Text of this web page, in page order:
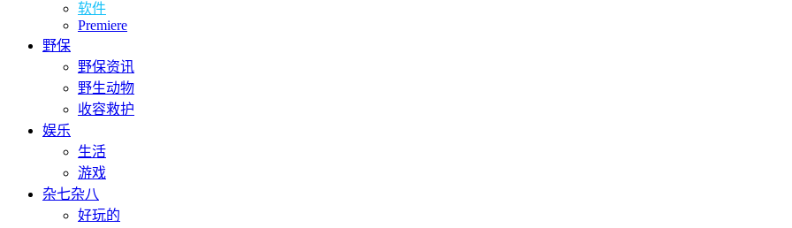
软件
Premiere
野保
野保资讯
野生动物
收容救护
娱乐
生活
游戏
杂七杂八
好玩的